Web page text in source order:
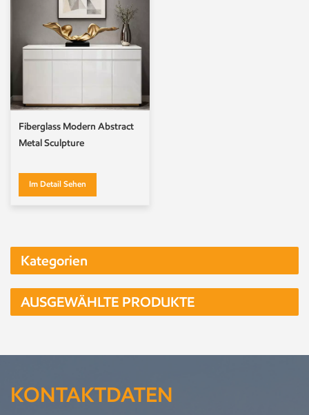
Fiberglass Modern Abstract
Metal Sculpture
Im Detail Sehen
Kategorien
AUSGEWÄHLTE PRODUKTE
KONTAKTDATEN